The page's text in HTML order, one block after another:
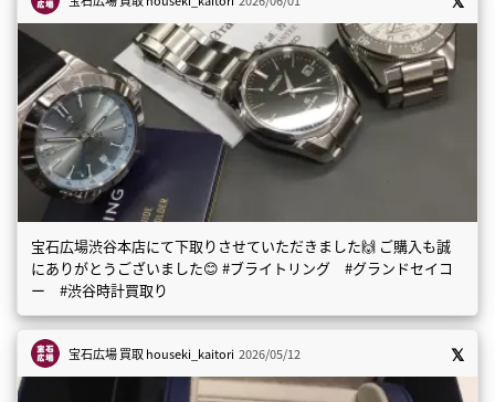
宝石広場渋谷本店にて下取りさせていただきました🙌 ご購入も誠
にありがとうございました😊 #ブライトリング #グランドセイコ
ー #渋谷時計買取り
宝石広場 買取houseki_kaitori 2026/05/12